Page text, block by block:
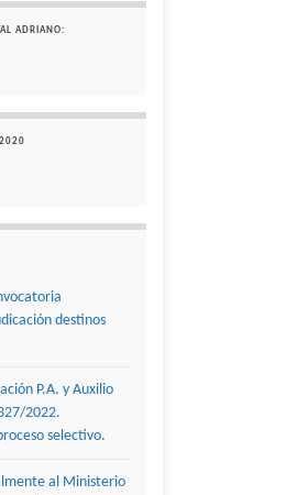
ADRIANO:
2020
destinos
P.A. y Auxilio
2022.
selectivo.
al Ministerio